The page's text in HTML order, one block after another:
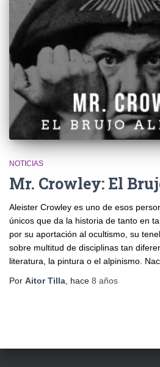
NOTICIAS
Mr. Crowley: El
Aleister Crowley es uno de esos
únicos que da la historia de tanto en
por su aportación al ocultismo, su
sobre multitud de disciplinas tan
literatura, la pintura o el alpinismo.
Por Aitor Tilla , hace 8 años